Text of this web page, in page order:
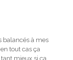
balancés à mes
tout cas ça
mieux si ça